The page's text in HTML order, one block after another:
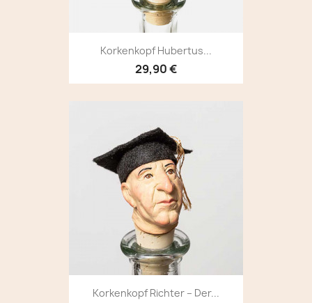
Korkenkopf Hubertus...
29,90 €
Korkenkopf Richter – Der...